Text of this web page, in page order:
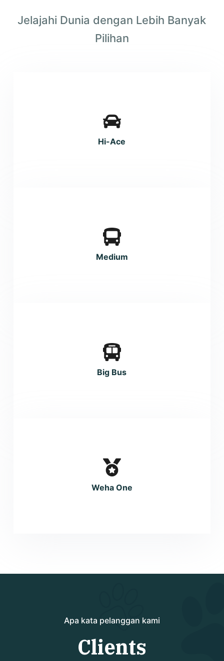
Jelajahi Dunia dengan Lebih Banyak
Pilihan
Hi-Ace
Medium
Big Bus
Weha One
Apa kata pelanggan kami
Clients